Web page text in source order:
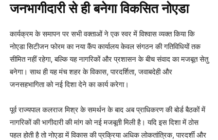
जनभागीदारी से ही बनेगा विकसित नोएडा
कार्यक्रम के समापन पर सभी वक्ताओं ने एक स्वर में विश्वास व्यक्त किया कि
नोएडा सिटीजन फोरम का नया कैंप कार्यालय केवल संगठन की गतिविधियों तक
सीमित नहीं रहेगा, बल्कि यह नागरिकों और प्रशासन के बीच संवाद का मजबूत सेतु
बनेगा। साथ ही यह मंच शहर के विकास, पारदर्शिता, जवाबदेही और
जनसहभागिता को नई दिशा देने का कार्य करेगा।
पूर्व राज्यपाल कलराज मिश्र के समर्थन के बाद अब प्राधिकरण की बोर्ड बैठकों में
नागरिकों की भागीदारी की मांग को नई मजबूती मिली है। यदि इस दिशा में ठोस
पहल होती है तो नोएडा में विकास की प्रक्रिया अधिक लोकतांत्रिक, पारदर्शी और